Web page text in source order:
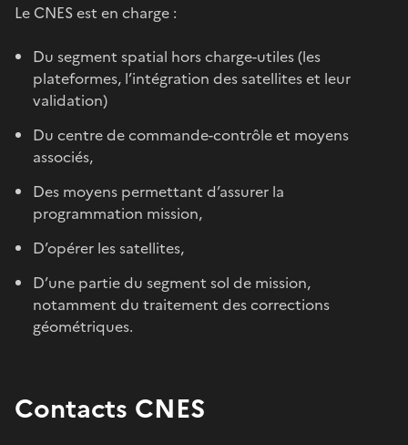
Le CNES est en charge :
Du segment spatial hors charge-utiles (les
plateformes, l’intégration des satellites et leur
validation)
Du centre de commande-contrôle et moyens
associés,
Des moyens permettant d’assurer la
programmation mission,
D’opérer les satellites,
D’une partie du segment sol de mission,
notamment du traitement des corrections
géométriques.
Contacts CNES